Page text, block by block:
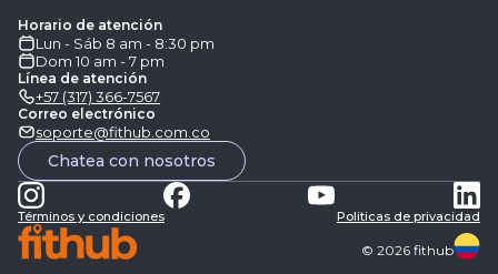
Horario de atención
Lun - Sáb 8 am - 8:30 pm
Dom 10 am - 7 pm
Línea de atención
+57 (317) 366-7567
Correo electrónico
soporte@fithub.com.co
Chatea con nosotros
Términos y condiciones Politicas de privacidad
© 2026 fithub